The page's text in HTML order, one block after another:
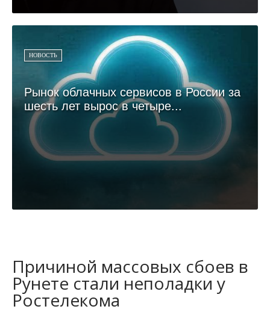
НОВОСТЬ
Рынок облачных сервисов в России за
шесть лет вырос в четыре...
Причиной массовых сбоев в
Рунете стали неполадки у
Ростелекома